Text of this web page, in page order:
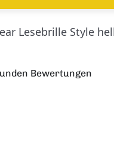
Lesebrille Style
Bewertungen